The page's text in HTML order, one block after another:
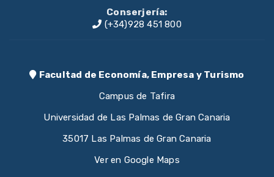
Conserjería:
(+34)928 451 800
Facultad de Economía, Empresa y Turismo
Campus de Tafira
Universidad de Las Palmas de Gran Canaria
35017 Las Palmas de Gran Canaria
Ver en Google Maps